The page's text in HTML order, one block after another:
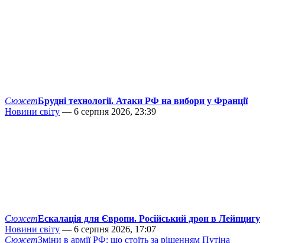
СюжетБрудні технології. Атаки РФ на вибори у Франції
Новини світу — 6 серпня 2026, 23:39
СюжетЕскалація для Європи. Російський дрон в Лейпцигу
Новини світу — 6 серпня 2026, 17:07
СюжетЗміни в армії РФ: що стоїть за рішенням Путіна